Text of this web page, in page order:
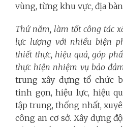
vùng, từng khu vực, địa bàn
Thứ năm, làm tốt công tác
lực lượng với nhiều biện
thiết thực, hiệu quả, góp
thực hiện nhiệm vụ bảo
trung xây dựng tổ chức
tinh gọn, hiệu lực, hiệu
tập trung, thống nhất,
công an cơ sở. Xây dựng